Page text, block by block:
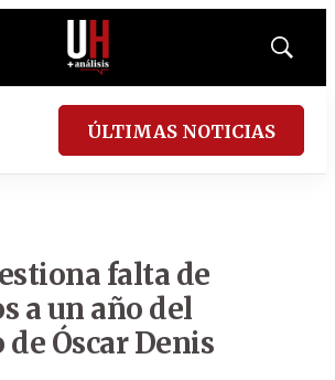
Mostrar
ÚLTIMAS NOTICIAS
falta de
a un año del
de Óscar Denis